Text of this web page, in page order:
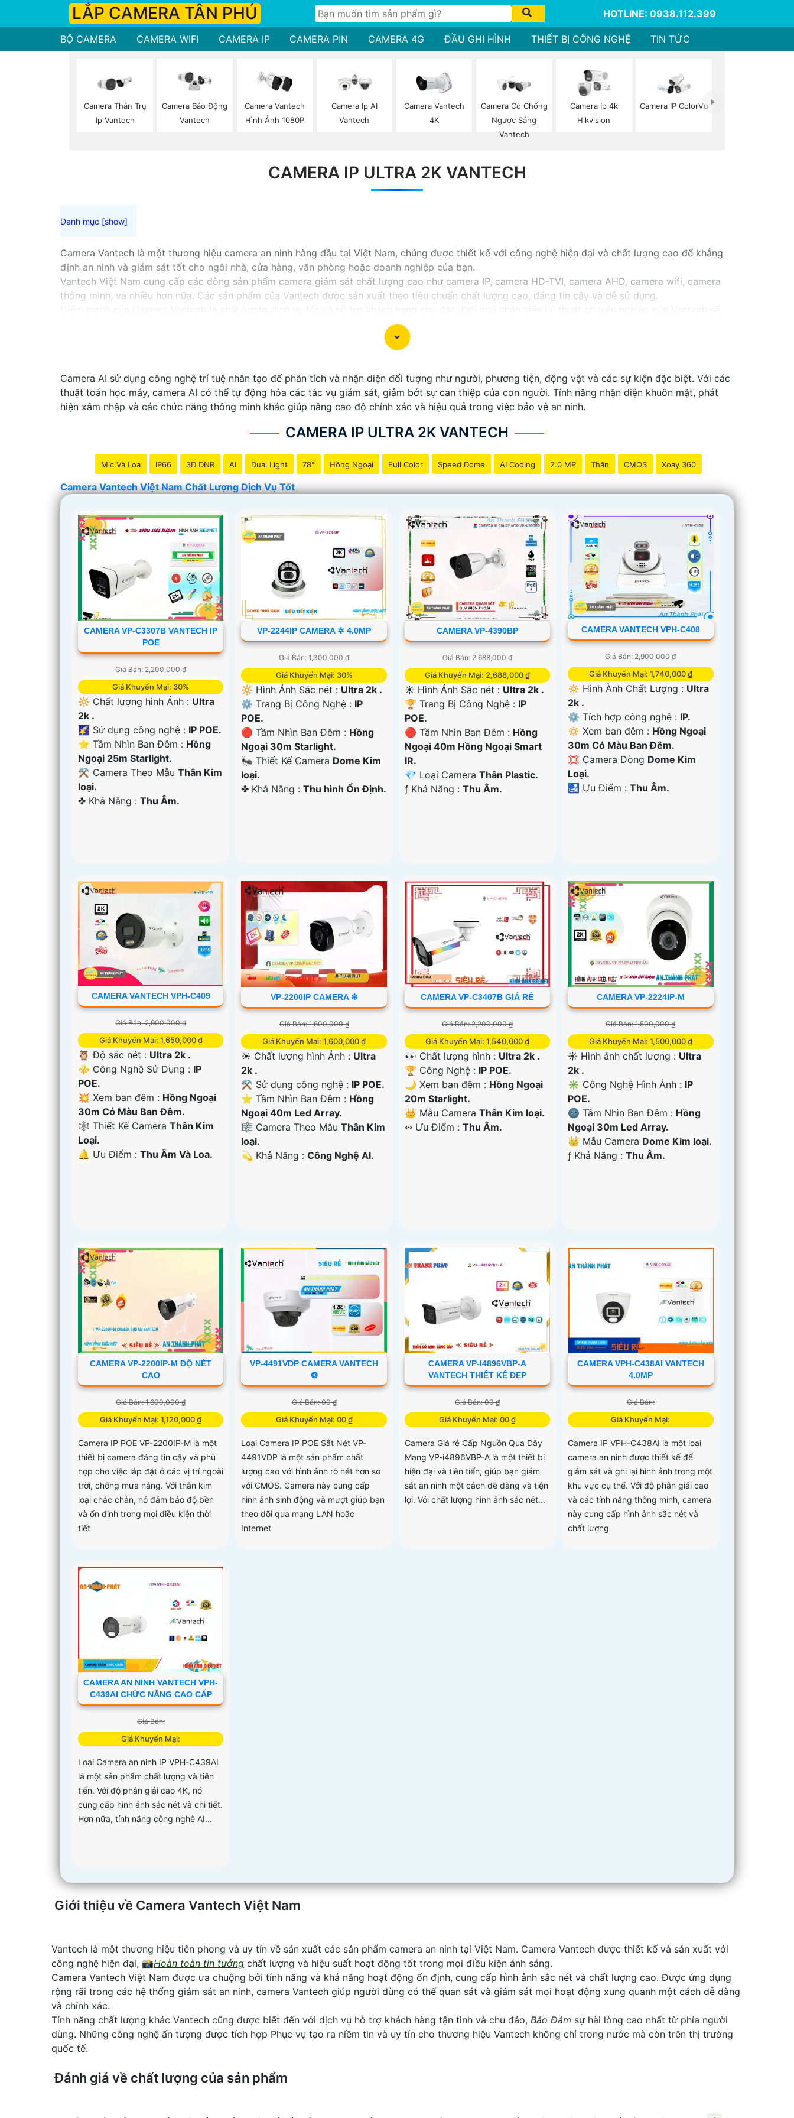
LẮP CAMERA TÂN PHÚ HOTLINE: 0938.112.399
BỘ CAMERA CAMERA WIFI CAMERA IP CAMERA PIN CAMERA 4G ĐẦU GHI HÌNH THIẾT BỊ CÔNG NGHỆ TIN TỨC
Camera Thân Trụ
Ip Vantech
Camera Báo Động
Vantech
Camera Vantech
Hình Ảnh 1080P
Camera Ip AI
Vantech
Camera Vantech
4K
Camera Có Chống
Ngược Sáng
Vantech
Camera Ip 4k
Hikvision
Camera IP ColorVu
CAMERA IP ULTRA 2K VANTECH
Camera Vantech là một thương hiệu camera an ninh hàng đầu tại Việt Nam, chúng được thiết kế với công nghệ hiện đại và chất lượng cao để khẳng
định an ninh và giám sát tốt cho ngôi nhà, cửa hàng, văn phòng hoặc doanh nghiệp của bạn.
Vantech Việt Nam cung cấp các dòng sản phẩm camera giám sát chất lượng cao như camera IP, camera HD-TVI, camera AHD, camera wifi, camera
thông minh, và nhiều hơn nữa. Các sản phẩm của Vantech được sản xuất theo tiêu chuẩn chất lượng cao, đáng tin cậy và dễ sử dụng.
giúp bạn lựa chọn giải pháp camera phù hợp với nhu cầu và ngân sách của bạn.
Nếu bạn đang tìm kiếm một giải pháp giám sát an ninh tốt cho ngôi nhà hoặc doanh nghiệp của mình, Camera Vantech Việt Nam là một lựa chọn
Camera AI sử dụng công nghệ trí tuệ nhân tạo để phân tích và nhận diện đối tượng như người, phương tiện, động vật và các sự kiện đặc biệt. Với các
thuật toán học máy, camera AI có thể tự động hóa các tác vụ giám sát, giảm bớt sự can thiệp của con người. Tính năng nhận diện khuôn mặt, phát
hiện xâm nhập và các chức năng thông minh khác giúp nâng cao độ chính xác và hiệu quả trong việc bảo vệ an ninh.
CAMERA IP ULTRA 2K VANTECH
Mic Và Loa IP66 3D DNR AI Dual Light 78° Hồng Ngoại Full Color Speed Dome AI Coding 2.0 MP Thân CMOS Xoay 360
Camera Vantech Việt Nam Chất Lượng Dịch Vụ Tốt
CAMERA VP-C3307B VANTECH IP
POE
Giá Bán: 2,200,000 ₫
Giá Khuyến Mại: 30%
🔆 Chất lượng hình Ảnh : Ultra
2k .
🌠 Sử dụng công nghệ : IP POE.
⭐ Tầm Nhìn Ban Đêm : Hồng
Ngoại 25m Starlight.
⚒ Camera Theo Mẫu Thân Kim
loại.
️✤ Khả Năng : Thu Âm.
VP-2244IP CAMERA ✲ 4.0MP
Giá Bán: 1,300,000 ₫
Giá Khuyến Mại: 30%
🔆 Hình Ảnh Sắc nét : Ultra 2k .
⚙ Trang Bị Công Nghệ : IP
POE.
🔴 Tầm Nhìn Ban Đêm : Hồng
Ngoại 30m Starlight.
🐜 Thiết Kế Camera Dome Kim
loại.
️✤ Khả Năng :Thu hình Ổn Định.
CAMERA VP-4390BP
Giá Bán: 2,688,000 ₫
Giá Khuyến Mại: 2,688,000 ₫
☀️ Hình Ảnh Sắc nét : Ultra 2k .
🏆 Trang Bị Công Nghệ : IP
POE.
🔴 Tầm Nhìn Ban Đêm : Hồng
Ngoại 40m Hồng Ngoại Smart
IR.
💎 Loại Camera Thân Plastic.
️ƒ Khả Năng : Thu Âm.
CAMERA VANTECH VPH-C408
Giá Bán: 2,900,000 ₫
Giá Khuyến Mại: 1,740,000 ₫
🔅 Hình Ành Chất Lượng : Ultra
2k .
⚙ Tích hợp công nghệ : IP.
🔅 Xem ban đêm : Hồng Ngoại
30m Có Màu Ban Đêm.
💢 Camera Dòng Dome Kim
Loại.
️🛃 Ưu Điểm :Thu Âm.
CAMERA VANTECH VPH-C409
Giá Bán: 2,900,000 ₫
Giá Khuyến Mại: 1,650,000 ₫
🦉 Độ sắc nét : Ultra 2k .
⚜️ Công Nghệ Sử Dụng : IP
POE.
💥 Xem ban đêm : Hồng Ngoại
30m Có Màu Ban Đêm.
🕸️ Thiết Kế Camera Thân Kim
Loại.
️🔔 Ưu Điểm : Thu Âm Và Loa.
VP-2200IP CAMERA ❇
Giá Bán: 1,600,000 ₫
Giá Khuyến Mại: 1,600,000 ₫
☀️ Chất lượng hình Ảnh : Ultra
2k .
⚒ Sử dụng công nghệ : IP POE.
⭐ Tầm Nhìn Ban Đêm : Hồng
Ngoại 40m Led Array.
🎼️ Camera Theo MẫuThân Kim
loại.
️💫 Khả Năng :Công Nghệ AI.
CAMERA VP-C3407B GIÁ RẺ
Giá Bán: 2,200,000 ₫
Giá Khuyến Mại: 1,540,000 ₫
👀 Chất lượng hình : Ultra 2k .
🏆 Công Nghệ : IP POE.
🌙 Xem ban đêm : Hồng Ngoại
20m Starlight.
👑 Mẫu Camera Thân Kim loại.
️↭ Ưu Điểm : Thu Âm.
CAMERA VP-2224IP-M
Giá Bán: 1,500,000 ₫
Giá Khuyến Mại: 1,500,000 ₫
☀️ Hình ảnh chất lượng : Ultra
2k .
✳️ Công Nghệ Hình Ảnh : IP
POE.
🌚 Tầm Nhìn Ban Đêm : Hồng
Ngoại 30m Led Array.
👑 Mẫu Camera Dome Kim loại.
️ƒ Khả Năng :Thu Âm.
CAMERA VP-2200IP-M ĐỘ NÉT
CAO
Giá Bán: 1,600,000 ₫
Giá Khuyến Mại: 1,120,000 ₫
Camera IP POE VP-2200IP-M là một
thiết bị camera đáng tin cậy và phù
hợp cho việc lắp đặt ở các vị trí ngoài
trời, chống mưa nắng. Với thân kim
loại chắc chắn, nó đảm bảo độ bền
và ổn định trong mọi điều kiện thời
tiết
VP-4491VDP CAMERA VANTECH
❂
Giá Bán: 00 ₫
Giá Khuyến Mại: 00 ₫
Loại Camera IP POE Sắt Nét VP-
4491VDP là một sản phẩm chất
lượng cao với hình ảnh rõ nét hơn so
với CMOS. Camera này cung cấp
hình ảnh sinh động và mượt giúp bạn
theo dõi qua mạng LAN hoặc
Internet
CAMERA VP-I4896VBP-A
VANTECH THIẾT KẾ ĐẸP
Giá Bán: 00 ₫
Giá Khuyến Mại: 00 ₫
Camera Giá rẻ Cấp Nguồn Qua Dây
Mạng VP-i4896VBP-A là một thiết bị
hiện đại và tiên tiến, giúp bạn giám
sát an ninh một cách dễ dàng và tiện
lợi. Với chất lượng hình ảnh sắc nét...
CAMERA VPH-C438AI VANTECH
4.0MP
Giá Bán:
Giá Khuyến Mại:
Camera IP VPH-C438AI là một loại
camera an ninh được thiết kế để
giám sát và ghi lại hình ảnh trong một
khu vực cụ thể. Với độ phân giải cao
và các tính năng thông minh, camera
này cung cấp hình ảnh sắc nét và
chất lượng
CAMERA AN NINH VANTECH VPH-
C439AI CHỨC NĂNG CAO CẤP
Giá Bán:
Giá Khuyến Mại:
Loại Camera an ninh IP VPH-C439AI
là một sản phẩm chất lượng và tiên
tiến. Với độ phân giải cao 4K, nó
cung cấp hình ảnh sắc nét và chi tiết.
Hơn nữa, tính năng công nghệ AI...
Giới thiệu về Camera Vantech Việt Nam
Vantech là một thương hiệu tiên phong và uy tín về sản xuất các sản phẩm camera an ninh tại Việt Nam. Camera Vantech được thiết kế và sản xuất với
công nghệ hiện đại, 📸Hoàn toàn tin tưởng chất lượng và hiệu suất hoạt động tốt trong mọi điều kiện ánh sáng.
Camera Vantech Việt Nam được ưa chuộng bởi tính năng và khả năng hoạt động ổn định, cung cấp hình ảnh sắc nét và chất lượng cao. Được ứng dụng
rộng rãi trong các hệ thống giám sát an ninh, camera Vantech giúp người dùng có thể quan sát và giám sát mọi hoạt động xung quanh một cách dễ dàng
và chính xác.
Tính năng chất lượng khác Vantech cũng được biết đến với dịch vụ hỗ trợ khách hàng tận tình và chu đáo, Bảo Đảm sự hài lòng cao nhất từ phía người
dùng. Những công nghệ ấn tượng được tích hợp Phục vụ tạo ra niềm tin và uy tín cho thương hiệu Vantech không chỉ trong nước mà còn trên thị trường
quốc tế.
Đánh giá về chất lượng của sản phẩm